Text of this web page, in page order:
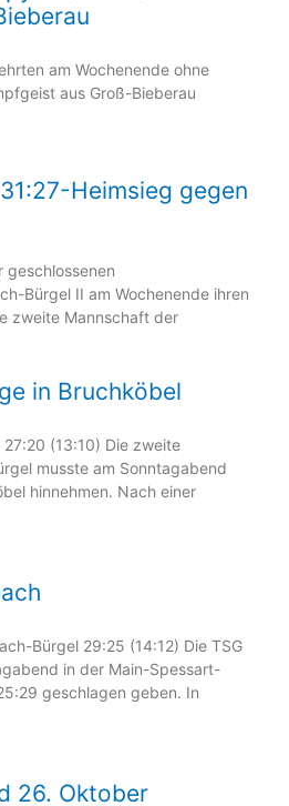
am Wochenende ohne
aus Groß-Bieberau
Heimsieg gegen
geschlossenen
Bürgel II am Wochenende ihren
zweite Mannschaft der
in Bruchköbel
(13:10) Die zweite
musste am Sonntagabend
hinnehmen. Nach einer
Bürgel 29:25 (14:12) Die TSG
in der Main-Spessart-
geschlagen geben. In
26. Oktober